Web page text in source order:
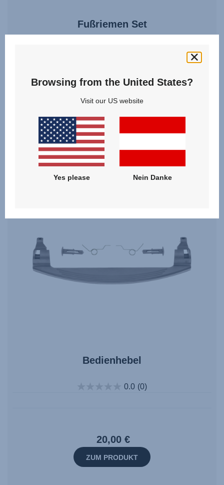
Fußriemen Set
15,00 €
ZUM PRODUKT
Bedienhebel
0.0 (0)
20,00 €
ZUM PRODUKT
Browsing from the United States?
Visit our US website
Yes please Nein Danke